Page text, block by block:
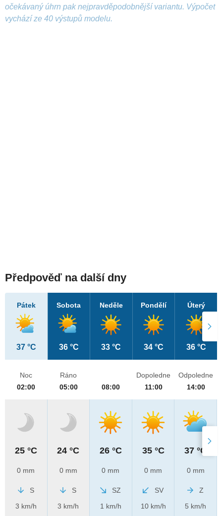
očekávaný úhrn pak nejpravděpodobnější variantu. Výpočet
vychází ze 40 výstupů modelu.
Předpověď na další dny
Pátek
37 °C
Sobota
36 °C
Neděle
33 °C
Pondělí
34 °C
Úterý
36 °C
Noc
02:00
25 °C
0 mm
S
3 km/h
Ráno
05:00
24 °C
0 mm
S
3 km/h
08:00
26 °C
0 mm
SZ
1 km/h
Dopoledne
11:00
35 °C
0 mm
SV
10 km/h
Odpoledne
14:00
37 °C
0 mm
Z
5 km/h